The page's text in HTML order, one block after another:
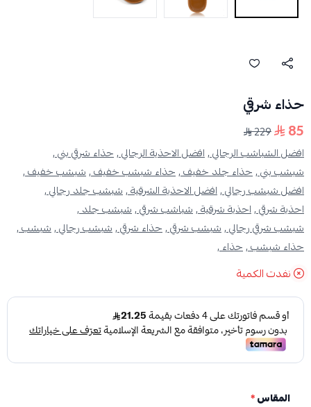
حذاء شرقي
85
229
افضل الشباشب الرجالي ,افضل الاحذية الرجالي ,حذاء شرقي بني ,
شبشب بني ,حذاء جلد خفيف ,حذاء شبشب خفيف ,شبشب خفيف ,
افضل شبشب رجالي ,افضل الاحذية الشرقية ,شبشب جلد رجالي ,
احذية شرقي ,احذية شرقية ,شباشب شرقي ,شبشب جلد ,
شبشب شرقي رجالي ,شبشب شرقي ,حذاء شرقي ,شبشب رجالي ,شبشب ,
حذاء شبشب ,حذاء ,
نفدت الكمية
المقاس*